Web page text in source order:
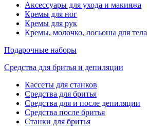
Аксессуары для ухода и макияжа
Кремы для ног
Кремы для рук
Кремы, молочко, лосьоны для тела
Подарочные наборы
Средства для бритья и депиляции
Кассеты для станков
Средства для бритья
Средства для и после депиляции
Средства после бритья
Станки для бритья